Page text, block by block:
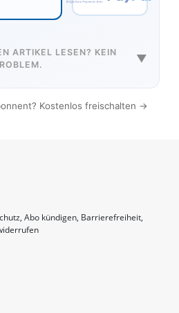
ARTIKEL LESEN? KEIN
▼
Kostenlos freischalten →
Abo kündigen Barrierefreiheit